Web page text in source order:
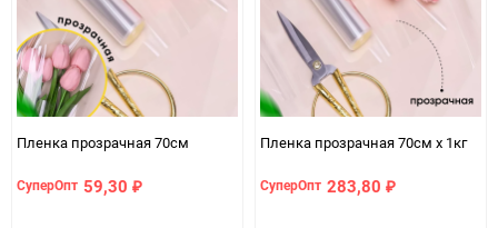
Пленка прозрачная 70см
СуперОпт 59,30 ₽
Пленка прозрачная 70см х 1кг
СуперОпт 283,80 ₽